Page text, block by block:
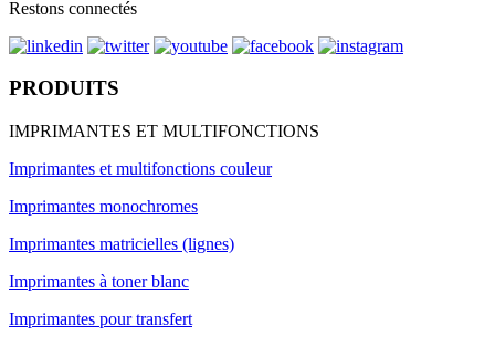
Restons connectés
PRODUITS
IMPRIMANTES ET MULTIFONCTIONS
Imprimantes et multifonctions couleur
Imprimantes monochromes
Imprimantes matricielles (lignes)
Imprimantes à toner blanc
Imprimantes pour transfert